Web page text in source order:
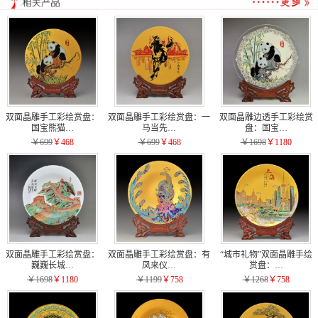
双面晶雕手工彩绘赏盘：
国宝熊猫…
￥699￥468
双面晶雕手工彩绘赏盘：一
马当先…
￥699￥468
双面晶雕边透手工彩绘赏
盘：国宝…
￥1698￥1180
双面晶雕手工彩绘赏盘：
巍巍长城…
￥1698￥1180
双面晶雕手工彩绘赏盘：有
凤来仪…
￥1199￥758
“城市礼物”双面晶雕手绘
赏盘：…
￥1268￥758